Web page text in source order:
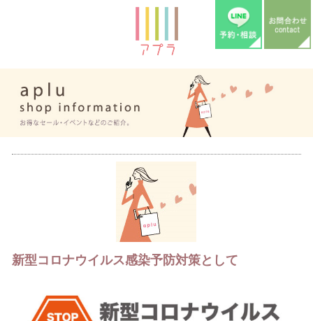
新型コロナウイルス感染予防対策として